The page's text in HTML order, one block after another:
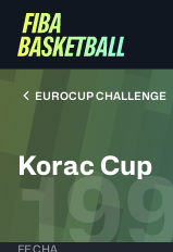
EUROCUP CHALLENGE
Korac Cup
FECHA